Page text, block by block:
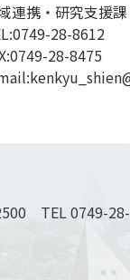
連携・研究支援課
28-8612
28-8475
TEL 0749-